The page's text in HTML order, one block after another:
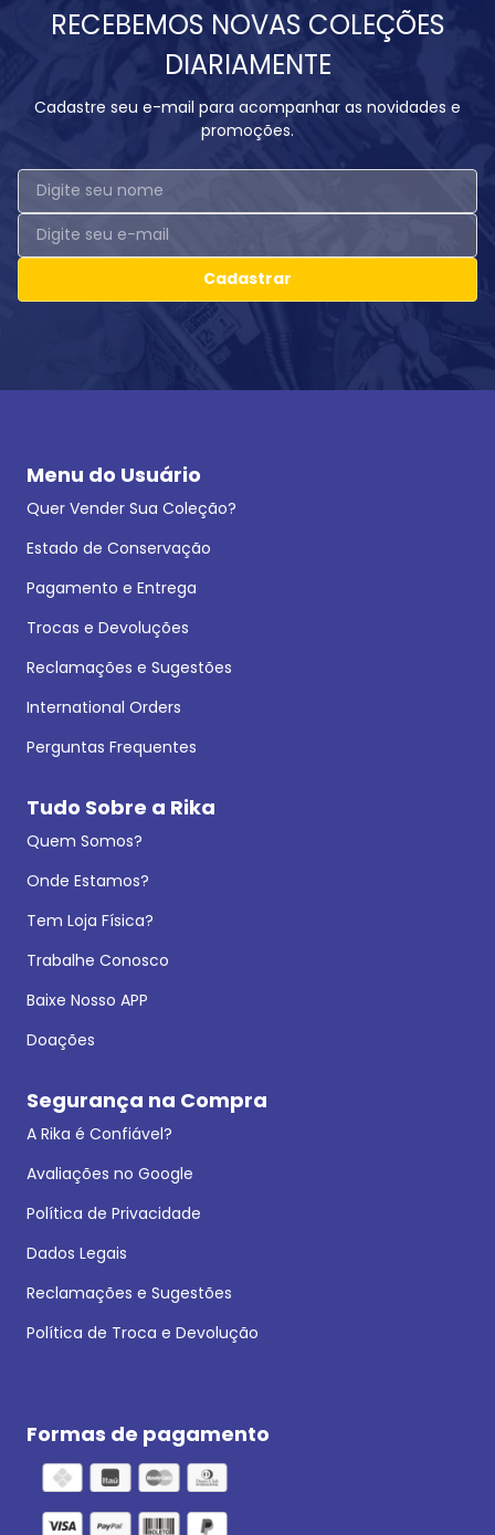
RECEBEMOS NOVAS COLEÇÕES
DIARIAMENTE
Cadastre seu e-mail para acompanhar as novidades e
promoções.
Cadastrar
Menu do Usuário
Quer Vender Sua Coleção?
Estado de Conservação
Pagamento e Entrega
Trocas e Devoluções
Reclamações e Sugestões
International Orders
Perguntas Frequentes
Tudo Sobre a Rika
Quem Somos?
Onde Estamos?
Tem Loja Física?
Trabalhe Conosco
Baixe Nosso APP
Doações
Segurança na Compra
A Rika é Confiável?
Avaliações no Google
Política de Privacidade
Dados Legais
Reclamações e Sugestões
Política de Troca e Devolução
Formas de pagamento